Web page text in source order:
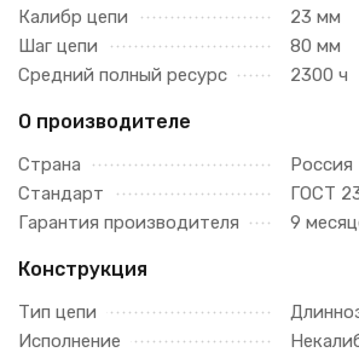
Калибр цепи
23 мм
Шаг цепи
80 мм
Средний полный ресурс
2300 ч
О производителе
Страна
Россия
Стандарт
ГОСТ
Гарантия производителя
9
Конструкция
Тип цепи
Исполнение